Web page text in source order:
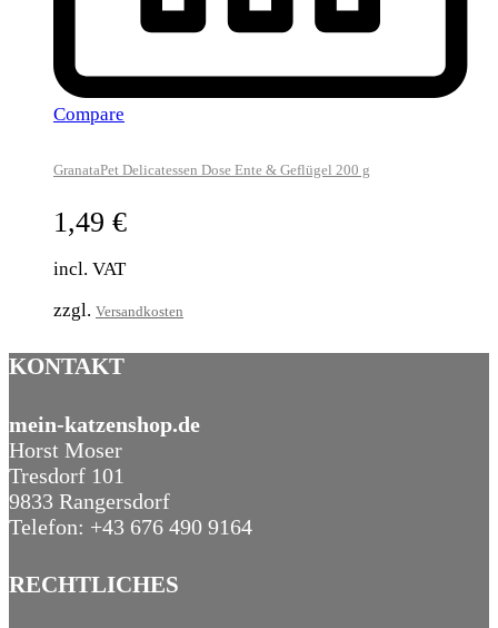
Compare
GranataPet Delicatessen Dose Ente & Geflügel 200 g
1,49 €
incl. VAT
zzgl. Versandkosten
KONTAKT
mein-katzenshop.de
Horst Moser
Tresdorf 101
9833 Rangersdorf
Telefon: +43 676 490 9164
RECHTLICHES